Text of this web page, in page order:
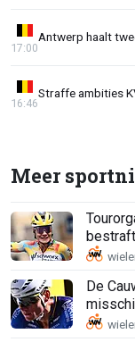
Antwerp haalt
17:00
Straffe ambities
16:46
Meer
bestraft
De